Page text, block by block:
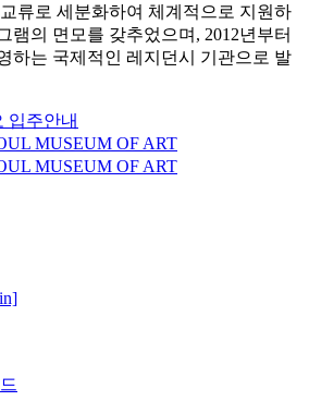
류로 세분화하여 체계적으로 지원하
램의 면모를 갖추었으며, 2012년부터
하는 국제적인 레지던시 기관으로 발
입주안내